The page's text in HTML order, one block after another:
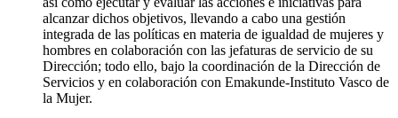
alcanzar dichos objetivos, llevando a cabo una gestión
integrada de las políticas en materia de igualdad de mujeres y
hombres en colaboración con las jefaturas de servicio de su
Dirección; todo ello, bajo la coordinación de la Dirección de
Servicios y en colaboración con Emakunde-Instituto Vasco de
la Mujer.